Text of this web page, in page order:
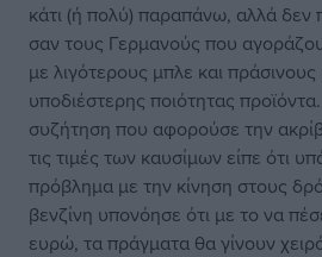
κάτι (ή πολύ) παραπάνω, αλλά δεν
σαν τους Γερμανούς που
με λιγότερους μπλε και
υποδιέστερης ποιότητας
συζήτηση που αφορούσε την
τις τιμές των καυσίμων είπε ότι
πρόβλημα με την κίνηση στους
βενζίνη υπονόησε ότι με το να
ευρώ, τα πράγματα θα γίνουν